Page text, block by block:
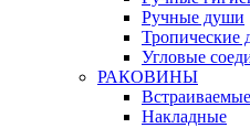
Ручные души
Тропические
Угловые
РАКОВИНЫ
Встраиваемые
Накладные